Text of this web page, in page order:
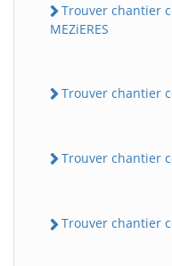
Trouver chantier
MEZiERES
Trouver chantier
Trouver chantier
Trouver chantier